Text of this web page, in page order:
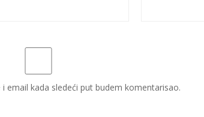
email kada sledeći put budem komentarisao.